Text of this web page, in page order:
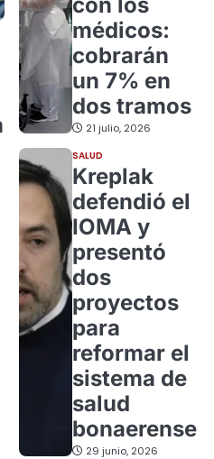
médicos:
cobrarán
un 7% en
dos tramos
21 julio, 2026
SALUD
Kreplak
defendió el
IOMA y
presentó
dos
proyectos
para
reformar el
sistema de
salud
bonaerense
29 junio, 2026